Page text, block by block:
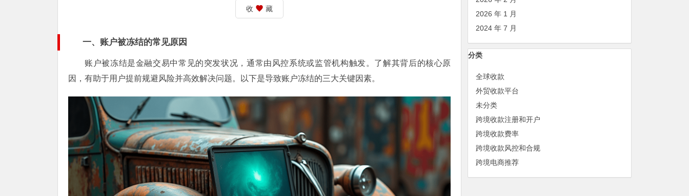
收 藏
一、账户被冻结的常见原因
账户被冻结是金融交易中常见的突发状况，通常由风控系统或监管机构触发。了解其背后的核心原
因，有助于用户提前规避风险并高效解决问题。以下是导致账户冻结的三大关键因素。
2026 年 1 月
2024 年 7 月
分类
全球收款
外贸收款平台
未分类
跨境收款注册和开户
跨境收款费率
跨境收款风控和合规
跨境电商推荐